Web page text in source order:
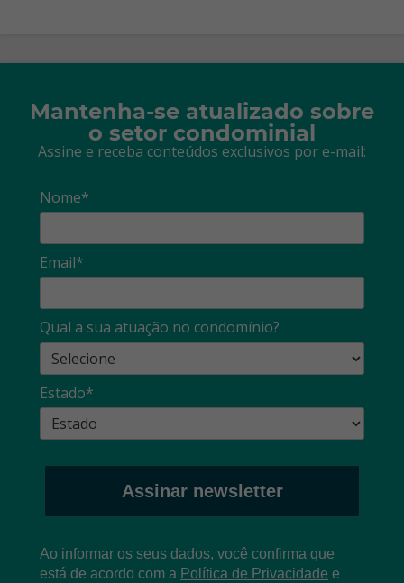
Mantenha-se atualizado sobre
o setor condominial
Assine e receba conteúdos exclusivos por e-mail:
Nome*
Email*
Qual a sua atuação no condomínio?
Estado*
Assinar newsletter
Ao informar os seus dados, você confirma que
está de acordo com a Política de Privacidade e